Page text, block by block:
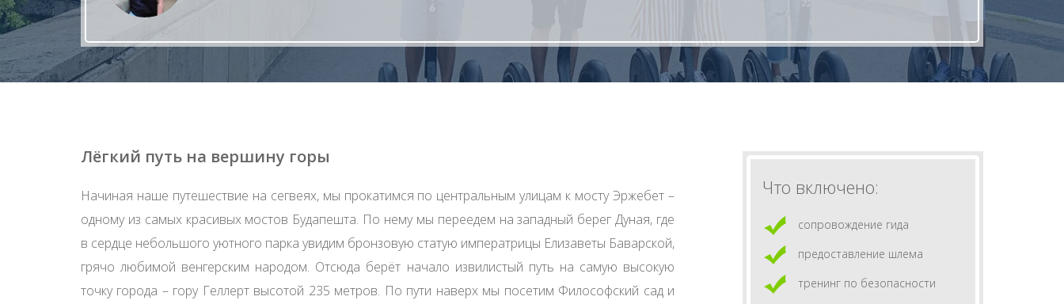
Лёгкий путь на вершину горы
Начиная наше путешествие на сегвеях, мы прокатимся по центральным улицам к мосту Эржебет –
одному из самых красивых мостов Будапешта. По нему мы переедем на западный берег Дуная, где
в сердце небольшого уютного парка увидим бронзовую статую императрицы Елизаветы Баварской,
грячо любимой венгерским народом. Отсюда берёт начало извилистый путь на самую высокую
точку города – гору Геллерт высотой 235 метров. По пути наверх мы посетим Философский сад и
Что включено:
сопровождение гида
предоставление шлема
тренинг по безопасности